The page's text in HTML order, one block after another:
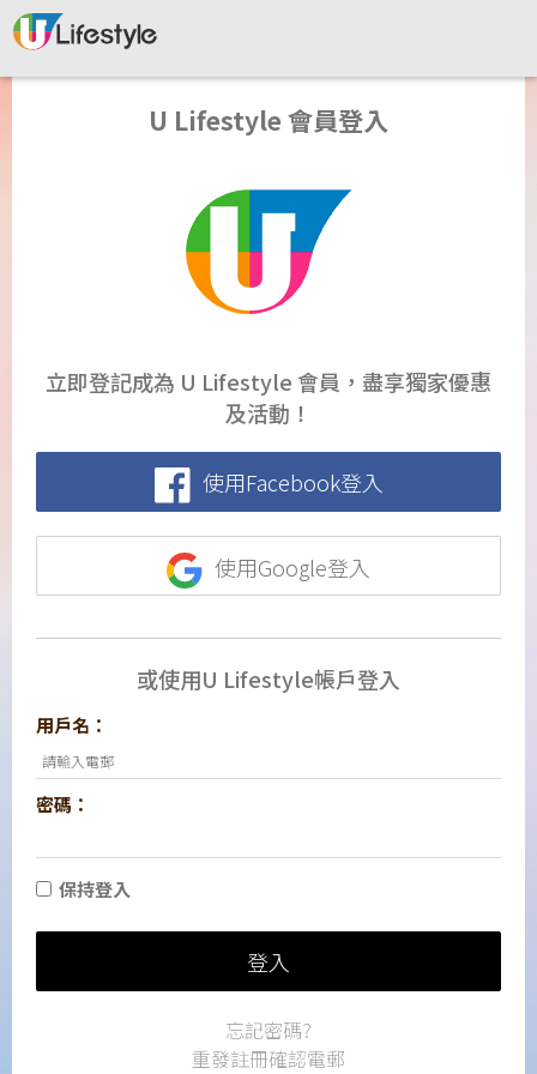
U Lifestyle 會員登入
立即登記成為 U Lifestyle 會員，盡享獨家優惠
及活動！
使用Facebook登入
使用Google登入
或使用U Lifestyle帳戶登入
用戶名：
密碼：
保持登入
登入
忘記密碼?
重發註冊確認電郵